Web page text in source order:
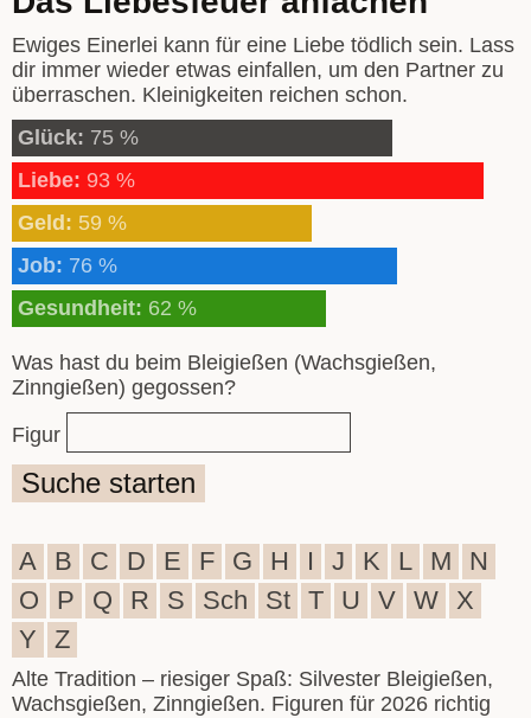
Ewiges Einerlei kann für eine Liebe tödlich sein. Lass
dir immer wieder etwas einfallen, um den Partner zu
überraschen. Kleinigkeiten reichen schon.
Glück: 75 %
Liebe: 93 %
Geld: 59 %
Job: 76 %
Gesundheit: 62 %
Was hast du beim Bleigießen (Wachsgießen,
Zinngießen) gegossen?
Figur
Suche starten
A B C D E F G H I J K L M
N
O
P Q R S Sch St T U V W X
Y
Z
Alte Tradition – riesiger Spaß: Silvester Bleigießen,
Wachsgießen, Zinngießen. Figuren für 2026 richtig